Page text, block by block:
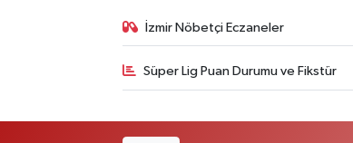
İzmir Nöbetçi Eczaneler
Süper Lig Puan Durumu ve Fikstür